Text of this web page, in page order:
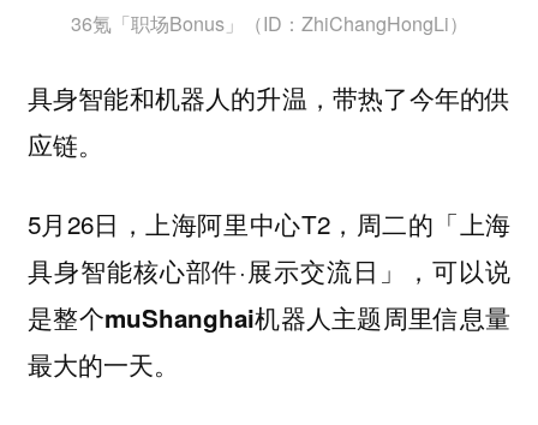
36氪「职场Bonus」（ID：ZhiChangHongLi）
具身智能和机器人的升温，带热了今年的供
应链。
5月26日，上海阿里中心T2，周二的「上海
具身智能核心部件·展示交流日」，可以说
是整个muShanghai机器人主题周里信息量
最大的一天。